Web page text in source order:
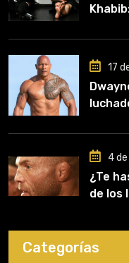
clave
17
4
¿Te
de los
Categorías